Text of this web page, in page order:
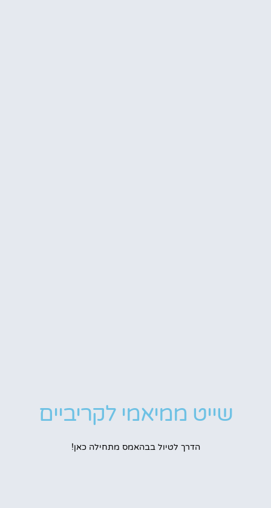
שייט ממיאמי לקריביים
הדרך לטיול בבהאמס מתחילה כאן!